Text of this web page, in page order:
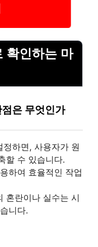
확인하는 마
은 무엇인가
하면, 사용자가 원
할 수 있습니다.
하여 효율적인 작업
혼란이나 실수는 시
니다.